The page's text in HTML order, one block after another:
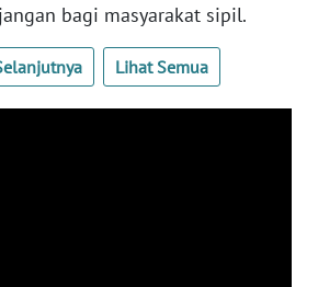
bagi masyarakat sipil.
Lihat Semua